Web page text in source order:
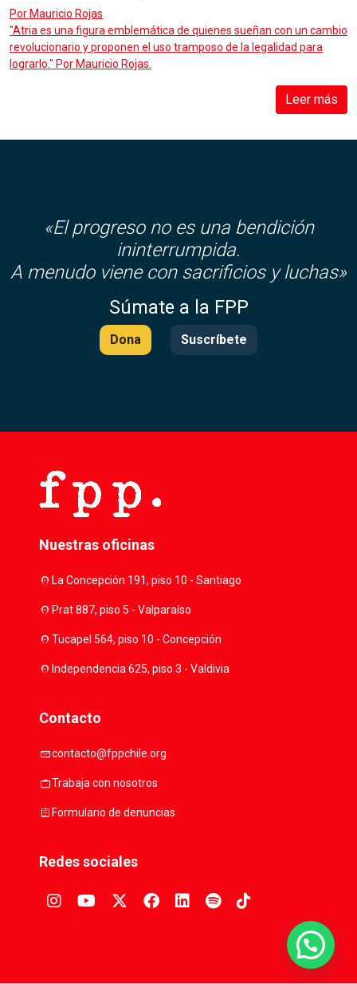
Por Mauricio Rojas
"Atria es una figura emblemática de quienes sueñan con un cambio
revolucionario y proponen el uso tramposo de la legalidad para
lograrlo." Por Mauricio Rojas.
Leer más
«El progreso no es una bendición
ininterrumpida.
A menudo viene con sacrificios y luchas»
Súmate a la FPP
Dona Suscríbete
Nuestras oficinas
location_onLa Concepción 191, piso 10 - Santiago
location_onPrat 887, piso 5 - Valparaíso
location_onTucapel 564, piso 10 - Concepción
location_onIndependencia 625, piso 3 - Valdivia
Contacto
mailcontacto@fppchile.org
workTrabaja con nosotros
assignmentFormulario de denuncias
Redes sociales